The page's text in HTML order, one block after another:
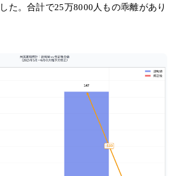
た。合計で25万8000人もの乖離があり